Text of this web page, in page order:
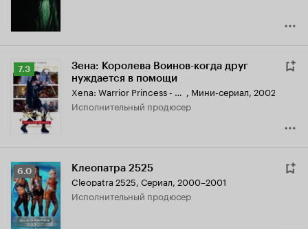
Рейтинг
Кинопоиска
7.3
7.3
Зена: Королева Воинов-когда друг
нуждается в помощи
Xena: Warrior Princess - A Friend in Need (The Director's Cut) , Мини-сериал, 2002
исполнительный продюсер
Рейтинг
Кинопоиска
6.0
6.0 Клеопатра 2525
Cleopatra 2525, Сериал, 2000–2001
исполнительный продюсер